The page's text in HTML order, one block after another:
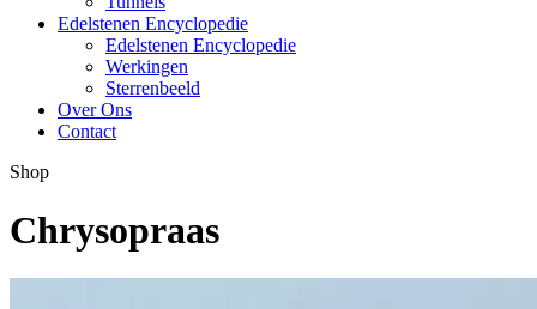
Edelstenen Encyclopedie
Edelstenen Encyclopedie
Werkingen
Sterrenbeeld
Over Ons
Contact
Shop
Chrysopraas